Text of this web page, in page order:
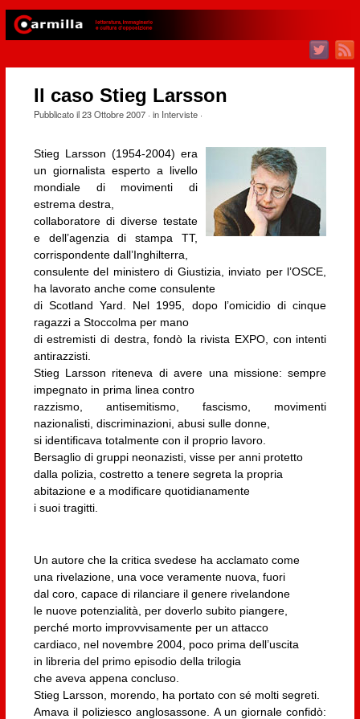
Il caso Stieg Larsson
Pubblicato il23 Ottobre 2007· in Interviste·
Stieg Larsson (1954-2004) era
un giornalista esperto a livello
mondiale di movimenti di
estrema destra,
collaboratore di diverse testate
e dell’agenzia di stampa TT,
corrispondente dall’Inghilterra,
consulente del ministero di Giustizia, inviato per l’OSCE,
ha lavorato anche come consulente
di Scotland Yard. Nel 1995, dopo l’omicidio di cinque
ragazzi a Stoccolma per mano
di estremisti di destra, fondò la rivista EXPO, con intenti
antirazzisti.
Stieg Larsson riteneva di avere una missione: sempre
impegnato in prima linea contro
razzismo, antisemitismo, fascismo, movimenti
nazionalisti, discriminazioni, abusi sulle donne,
si identificava totalmente con il proprio lavoro.
Bersaglio di gruppi neonazisti, visse per anni protetto
dalla polizia, costretto a tenere segreta la propria
abitazione e a modificare quotidianamente
i suoi tragitti.
Un autore che la critica svedese ha acclamato come
una rivelazione, una voce veramente nuova, fuori
dal coro, capace di rilanciare il genere rivelandone
le nuove potenzialità, per doverlo subito piangere,
perché morto improvvisamente per un attacco
cardiaco, nel novembre 2004, poco prima dell’uscita
in libreria del primo episodio della trilogia
che aveva appena concluso.
Stieg Larsson, morendo, ha portato con sé molti segreti.
Amava il poliziesco anglosassone. A un giornale confidò: